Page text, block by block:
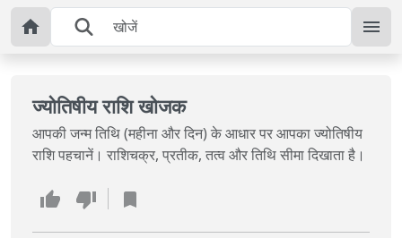
ज्योतिषीय राशि खोजक
आपकी जन्म तिथि (महीना और दिन) के आधार पर आपका ज्योतिषीय
राशि पहचानें। राशिचक्र, प्रतीक, तत्व और तिथि सीमा दिखाता है।